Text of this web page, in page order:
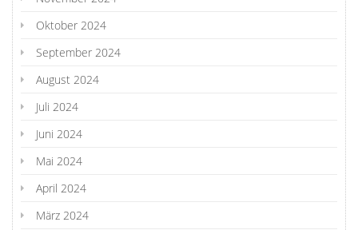
Oktober 2024
September 2024
August 2024
Juli 2024
Juni 2024
Mai 2024
April 2024
März 2024